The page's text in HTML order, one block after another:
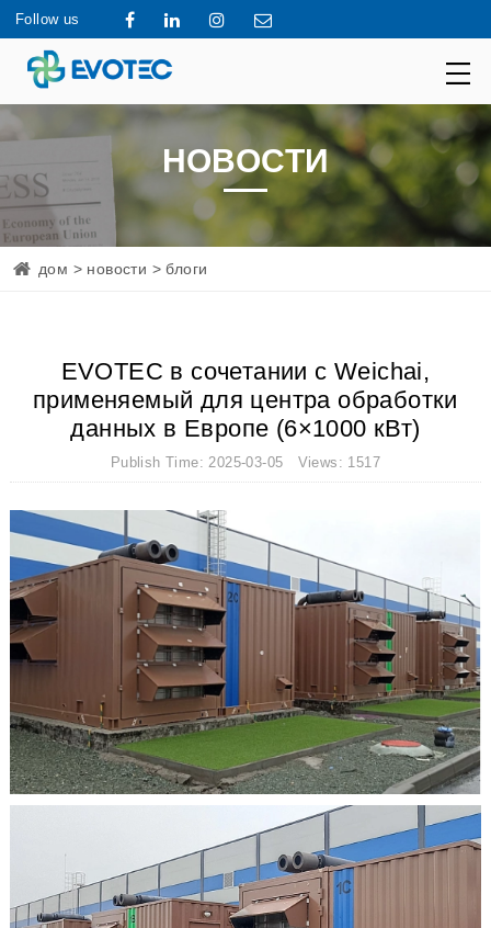
Follow us
НОВОСТИ
дом > новости > блоги
EVOTEC в сочетании с Weichai,
применяемый для центра обработки
данных в Европе (6×1000 кВт)
Publish Time: 2025-03-05 Views: 1517